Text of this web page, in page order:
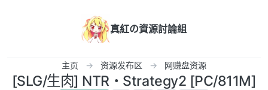
真紅の資源討論組
主页 资源发布区 网赚盘资源
[SLG/生肉] NTR・Strategy2 [PC/811M]